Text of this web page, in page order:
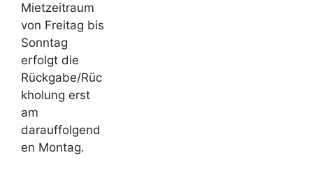
Mietzeitraum
von Freitag bis
Sonntag
erfolgt die
Rückgabe/Rüc
kholung erst
am
darauffolgend
en Montag.